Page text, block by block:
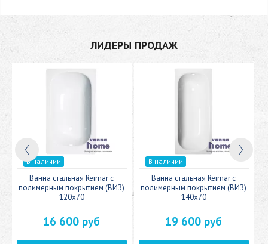
ЛИДЕРЫ ПРОДАЖ
В наличии
Ванна стальная Reimar с
полимерным покрытием (ВИЗ)
120x70
16 600 руб
В наличии
Ванна стальная Reimar с
полимерным покрытием (ВИЗ)
140x70
19 600 руб